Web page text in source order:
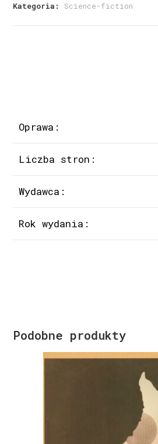
Kategoria: Science-fiction
Oprawa:
Liczba stron:
Wydawca:
Rok wydania:
Podobne produkty